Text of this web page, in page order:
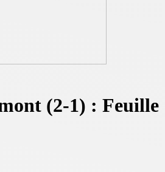
(2-1) : Feuille